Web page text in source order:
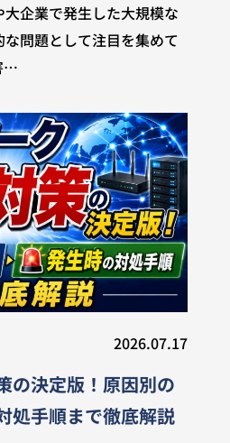
企業で発生した大規模な
問題として注目を集めて
…
2026.07.17
の決定版！原因別の
処手順まで徹底解説